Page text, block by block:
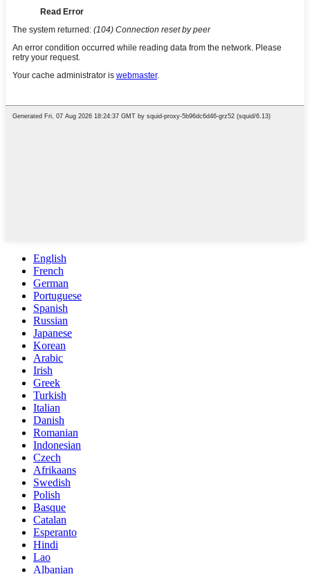
English
French
German
Portuguese
Spanish
Russian
Japanese
Korean
Arabic
Irish
Greek
Turkish
Italian
Danish
Romanian
Indonesian
Czech
Afrikaans
Swedish
Polish
Basque
Catalan
Esperanto
Hindi
Lao
Albanian